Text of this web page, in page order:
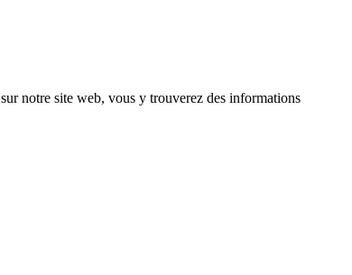
sur notre site web, vous y trouverez des informations